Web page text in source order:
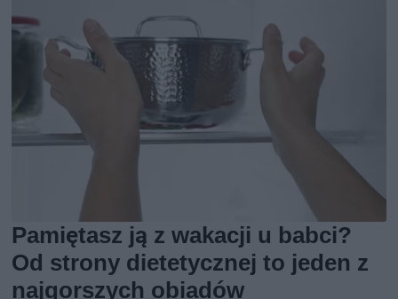
Pamiętasz ją z wakacji u babci?
Od strony dietetycznej to jeden z
najgorszych obiadów